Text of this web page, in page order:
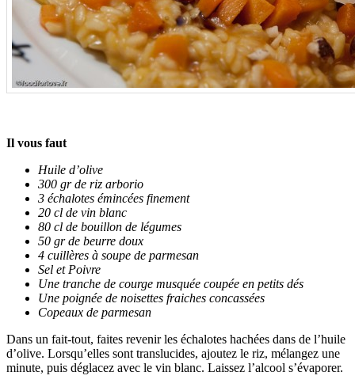
Il vous faut
Huile d’olive
300 gr de riz arborio
3 échalotes émincées finement
20 cl de vin blanc
80 cl de bouillon de légumes
50 gr de beurre doux
4 cuillères à soupe de parmesan
Sel et Poivre
Une tranche de courge musquée coupée en petits dés
Une poignée de noisettes fraiches concassées
Copeaux de parmesan
Dans un fait-tout, faites revenir les échalotes hachées dans de l’huile
d’olive. Lorsqu’elles sont translucides, ajoutez le riz, mélangez une
minute, puis déglacez avec le vin blanc. Laissez l’alcool s’évaporer.